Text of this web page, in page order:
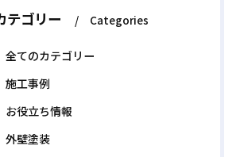
テゴリー Categories
全てのカテゴリー
施工事例
お役立ち情報
外壁塗装